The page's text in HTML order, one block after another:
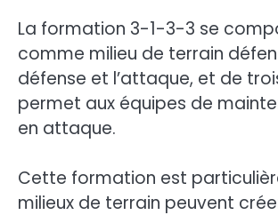
La formation 3-1-3-3 se
comme milieu de terrain
défense et l’attaque, et de
permet aux équipes de
en attaque.
Cette formation est
milieux de terrain peuvent